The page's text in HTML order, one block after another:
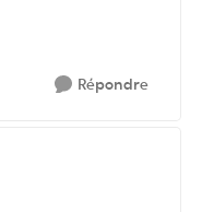
Répondre